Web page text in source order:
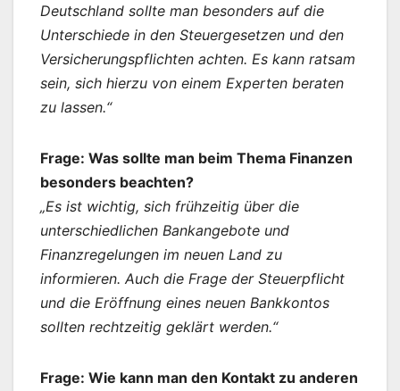
Deutschland sollte man besonders auf die
Unterschiede in den Steuergesetzen und den
Versicherungspflichten achten. Es kann ratsam
sein, sich hierzu von einem Experten beraten
zu lassen.“
Frage: Was sollte man beim Thema Finanzen
besonders beachten?
„Es ist wichtig, sich frühzeitig über die
unterschiedlichen Bankangebote und
Finanzregelungen im neuen Land zu
informieren. Auch die Frage der Steuerpflicht
und die Eröffnung eines neuen Bankkontos
sollten rechtzeitig geklärt werden.“
Frage: Wie kann man den Kontakt zu anderen